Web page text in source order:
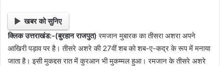
m
a
i
खबर को सुनिए
क्लिक उत्तराखंड:-(बुरहान राजपुत)रमजान मुबारक का तीसरा अशरा अपने
आखिरी पड़ाव पर है। तीसरे अशरे की 27वीं शब को शब-ए-कद्र के रूप में मनाया
जाता है। इसी मुकद्दस रात में कुरआन भी मुकम्मल हुआ। रमजान के तीसरे अशरे